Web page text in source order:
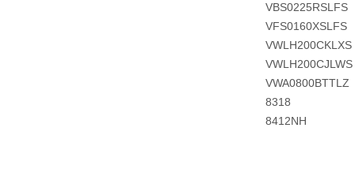
VBS0225RSLFS
VFS0160XSLFS
VWLH200CKLXS
VWLH200CJLWS
VWA0800BTTLZ
8318
8412NH